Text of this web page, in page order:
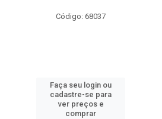
Código: 68037
Faça seu login ou
cadastre-se para
ver preços e
comprar